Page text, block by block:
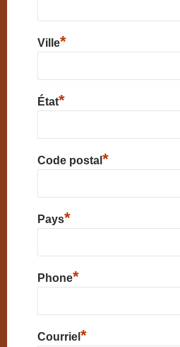
Ville*
État*
Code postal *
Pays*
Phone*
Courriel *